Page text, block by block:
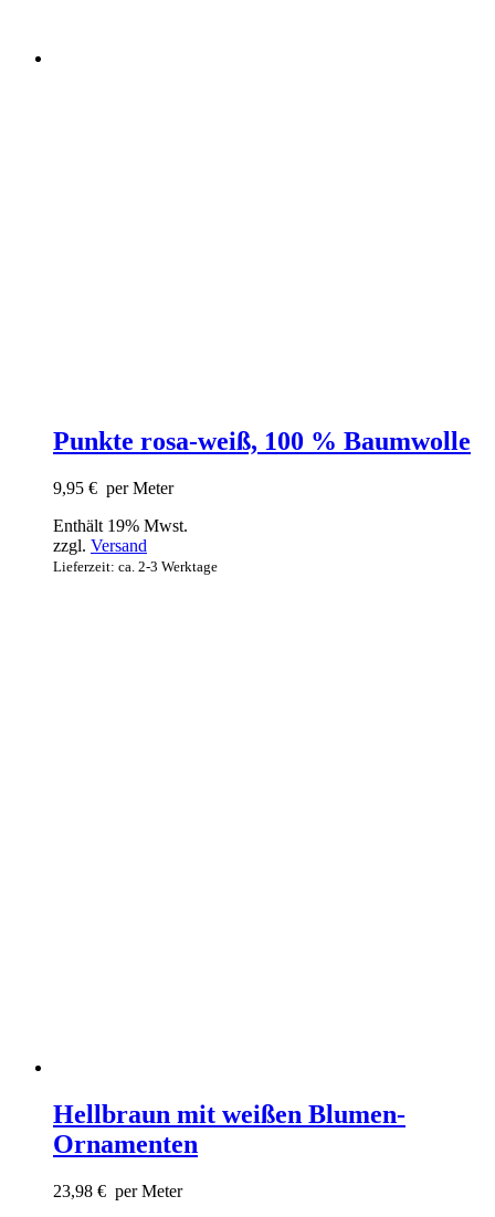
Punkte rosa-weiß, 100 % Baumwolle
9,95 € per Meter
Enthält 19% Mwst.
zzgl. Versand
Lieferzeit: ca. 2-3 Werktage
Hellbraun mit weißen Blumen-
Ornamenten
23,98 € per Meter